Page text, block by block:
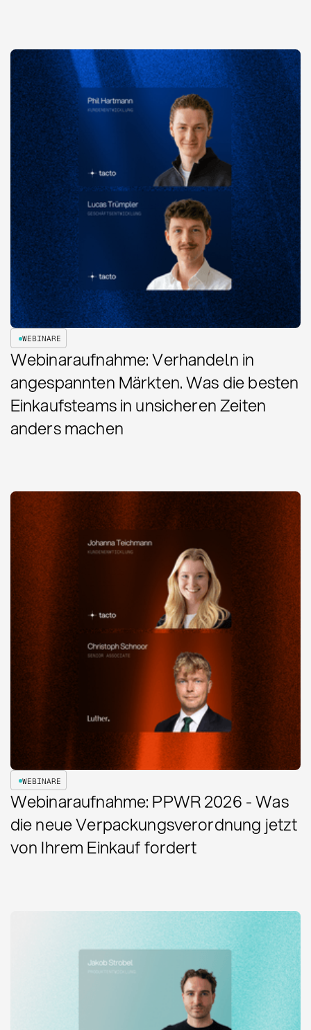
WEBINARE
Webinaraufnahme: Verhandeln in
angespannten Märkten. Was die besten
Einkaufsteams in unsicheren Zeiten
anders machen
WEBINARE
Webinaraufnahme: PPWR 2026 - Was
die neue Verpackungsverordnung jetzt
von Ihrem Einkauf fordert